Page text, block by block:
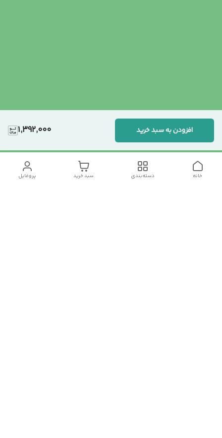
1,392,000 افزودن به سبد خرید
پروفایل سبد خرید دسته‌بندی خانه